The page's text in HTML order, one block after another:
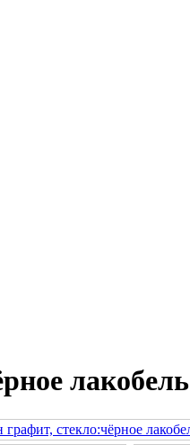
лакобель